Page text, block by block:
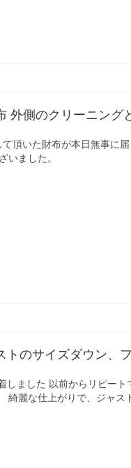
外側のクリーニング
頂いた財布が本日無事に
いました。
トのサイズダウン、
しました 以前からリピー
綺麗な仕上がりで、ジャス